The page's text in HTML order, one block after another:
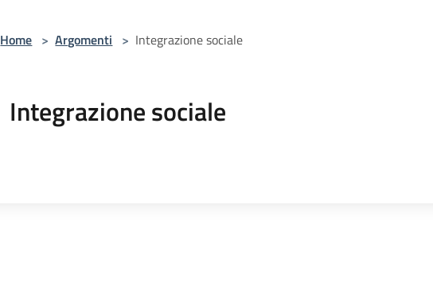
Home > Argomenti > Integrazione sociale
Integrazione sociale